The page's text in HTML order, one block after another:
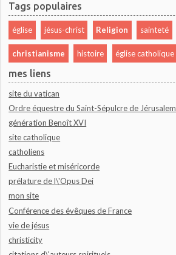
Tags populaires
église jésus-christ Religion sainteté
christianisme histoire église catholique
mes liens
site du vatican
Ordre équestre du Saint-Sépulcre de Jérusalem
génération Benoît XVI
site catholique
catholiens
Eucharistie et miséricorde
prélature de l\'Opus Dei
mon site
Conférence des évêques de France
vie de jésus
christicity